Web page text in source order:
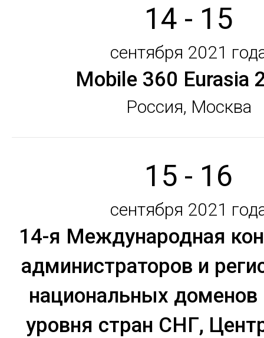
14 - 15
сентября 2021
Mobile 360 Eurasia
Россия, Москва
15 - 16
сентября 2021
14-я Международная
администраторов и
национальных доменов
уровня стран СНГ,